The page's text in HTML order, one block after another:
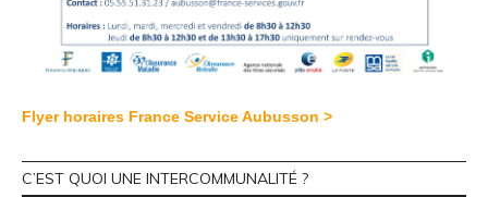
Flyer horaires France Service Aubusson >
C’EST QUOI UNE INTERCOMMUNALITÉ ?